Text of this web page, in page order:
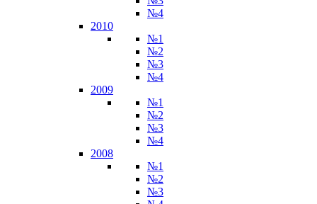
№4
2010
№1
№2
№3
№4
2009
№1
№2
№3
№4
2008
№1
№2
№3